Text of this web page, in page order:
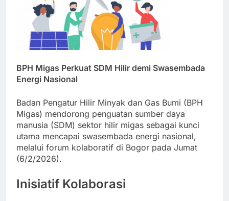
BPH Migas Perkuat SDM Hilir demi Swasembada
Energi Nasional
Badan Pengatur Hilir Minyak dan Gas Bumi (BPH
Migas) mendorong penguatan sumber daya
manusia (SDM) sektor hilir migas sebagai kunci
utama mencapai swasembada energi nasional,
melalui forum kolaboratif di Bogor pada Jumat
(6/2/2026).
Inisiatif Kolaborasi